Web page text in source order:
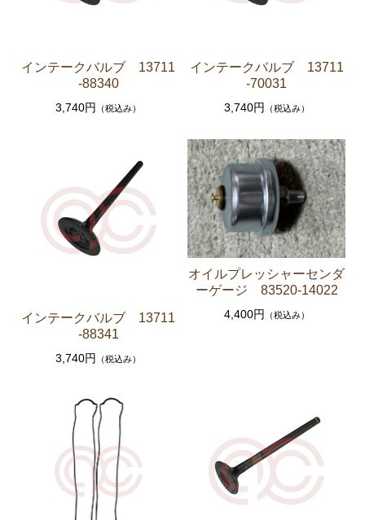
エンジンパーツ 1G-EU GA70
エンジンパーツ 1G-FE GA70
クラッチパーツ（マスターシリンダー クラッチレリ
ーズシリンダー オーバーホールキット など）
燃料パーツ（ポンプ フィルター ダンパー センダ
ーゲージなど）
エンジンパーツ 2JZ-GTE JZA80
エンジンパーツ 2JZ-GE JZA80
ソアラ GZ10 MZ10 MZ11 MZ12
エンジンパーツ 6M-GEU MZ12
エンジンパーツ M-TEU MZ10
エンジンパーツ 1G-GEU GZ10
エンジンパーツ 1G-EU GZ10
インテークバルブ 13711
-88340
3,740円 （税込み）
インテークバルブ 13711
-70031
3,740円 （税込み）
インテークバルブ 13711
-88341
3,740円 （税込み）
オイルプレッシャーセンダ
ーゲージ 83520-14022
4,400円 （税込み）